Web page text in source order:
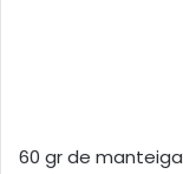
60 gr de manteiga